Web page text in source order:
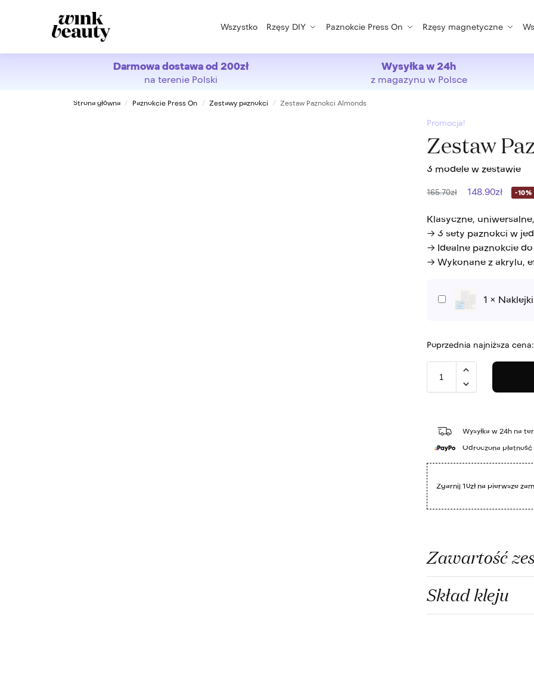
Wszystko Rzęsy DIY Paznokcie Press On Rzęsy magnetyczne
Darmowa dostawa od 200zł
na terenie Polski
Wysyłka w 24h
z magazynu w Polsce
Strona główna / Paznokcie Press On / Zestawy paznokci / Zestaw Paznokci Almonds
Promocja!
Zestaw
3 modele w zestawie
165.70zł 148.90zł -10%
Klasyczne,
→ 3 sety paznokci w
→ Idealne paznokcie
→ Wykonane z akrylu,
N
e
j
z
n
k
1 ×
Poprzednia najniższa cena:
Wysyłka w 24h na
Odroczona płatność
Zgarnij 10zł na pierwsze
Zawartość
Skład kleju